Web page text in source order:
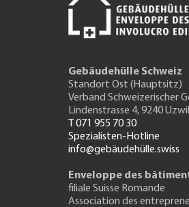
Gebäudehülle Schweiz
Standort Ost (Hauptsitz)
Verband Schweizerischer
Lindenstrasse 4, 9240
T 071 955 70 30
Spezialisten-Hotline
info@gebäudehülle.swiss
Enveloppe des
filiale Suisse Romande
Association des